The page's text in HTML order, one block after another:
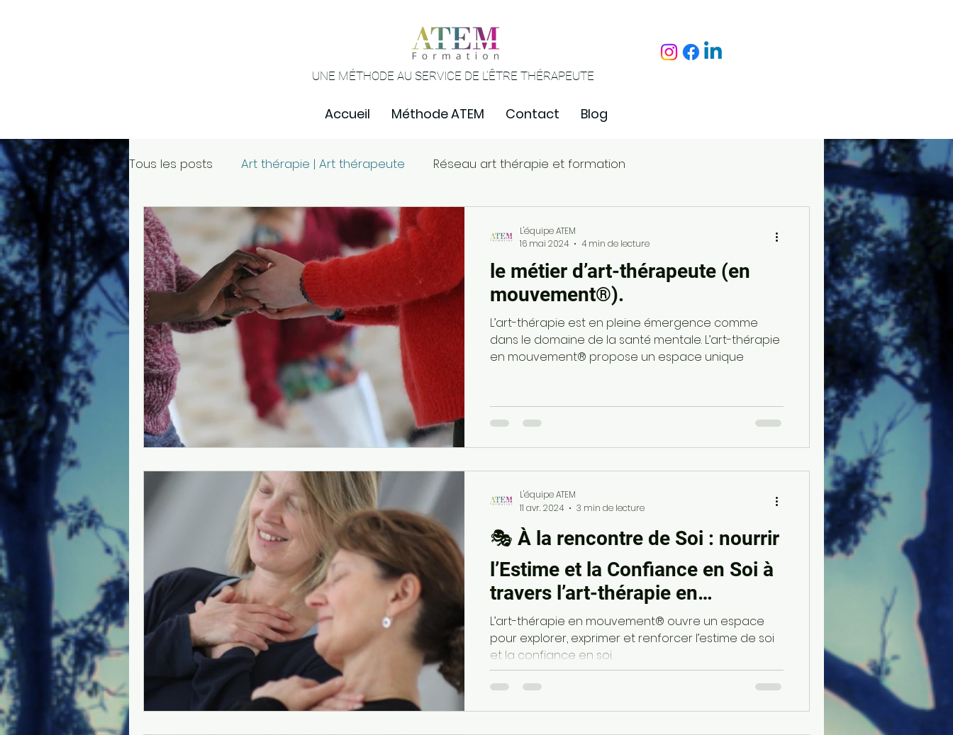
UNE MÉTHODE AU SERVICE DE L’ÊTRE THÉRAPEUTE
Accueil Méthode ATEM Contact Blog
Tous les posts Art thérapie | Art thérapeute Réseau art thérapie et formation
Formation en art thérapie
le métier d’art-thérapeute (en
mouvement®).
L’art-thérapie est en pleine émergence comme
dans le domaine de la santé mentale. L’art-thérapie
en mouvement® propose un espace unique
L'équipe ATEM
16 mai 2024
4 min de lecture
🎭 À la rencontre de Soi : nourrir
l’Estime et la Confiance en Soi à
travers l’art-thérapie en
mouvement®🎶
L’art-thérapie en mouvement® ouvre un espace
pour explorer, exprimer et renforcer l’estime de soi
et la confiance en soi.
L'équipe ATEM
11 avr. 2024
3 min de lecture